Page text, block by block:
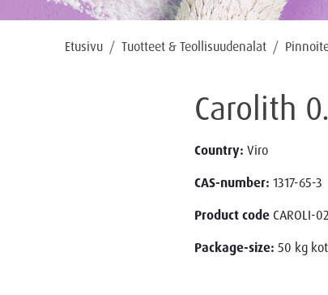
Etusivu Tuotteet & Teollisuudenalat
Carolith
Country: Viro
CAS-number: 1317-65-3
Product code CAROLI-
Package-size: 50 kg